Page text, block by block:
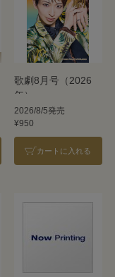
歌劇8月号（2026
年）
2026/8/5発売
¥950
カートに入れる